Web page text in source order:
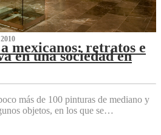
mexicanos: retratos e
en una sociedad en
más de 100 pinturas de mediano y
objetos, en los que se…